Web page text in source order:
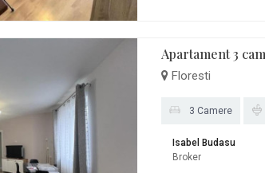
Apartament 3
Floresti
3 Camere
Isabel Budasu
Broker